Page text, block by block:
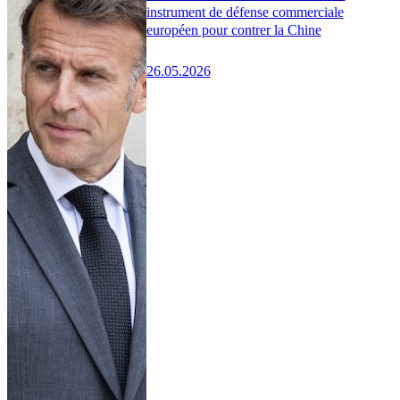
instrument de défense commerciale
européen pour contrer la Chine
26.05.2026